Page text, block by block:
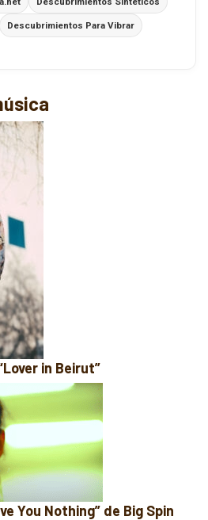
Descubrimientos Para Vibrar
in Beirut”
You Nothing” de Big Spin